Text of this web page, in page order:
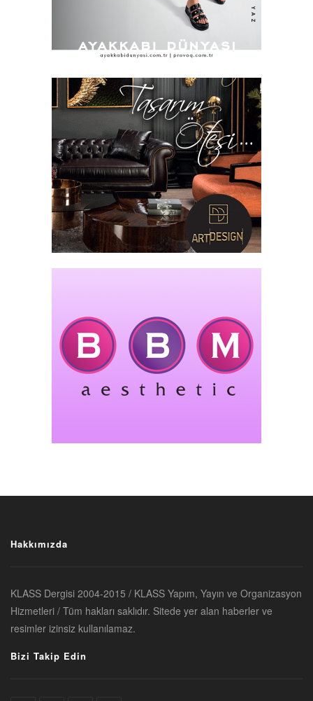
Hakkımızda
KLASS Dergisi 2004-2015 / KLASS Yapım, Yayın ve Organizasyon
Hizmetleri / Tüm hakları saklıdır. Sitede yer alan haberler ve
resimler izinsiz kullanılamaz.
Bizi Takip Edin